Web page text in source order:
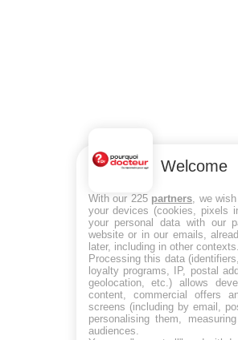
Welcome
With our 225 partners , we
your devices (cookies, pixels
your personal data with our
website or in our emails,
later, including in other contexts.
Processing this data
loyalty programs, IP, postal
geolocation, etc.) allows
content, commercial offers
screens (including by email,
personalising them,
audiences.